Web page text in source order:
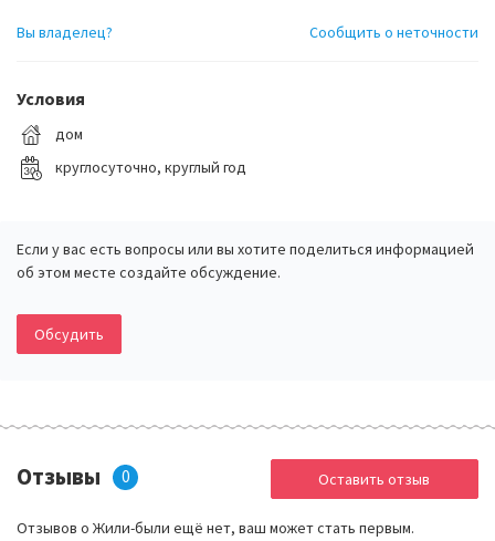
Вы владелец? Сообщить о неточности
Условия
дом
круглосуточно, круглый год
Если у вас есть вопросы или вы хотите поделиться информацией
об этом месте создайте обсуждение.
Обсудить
Отзывы 0
Отзывов о Жили-были ещё нет, ваш может стать первым.
Оставить отзыв